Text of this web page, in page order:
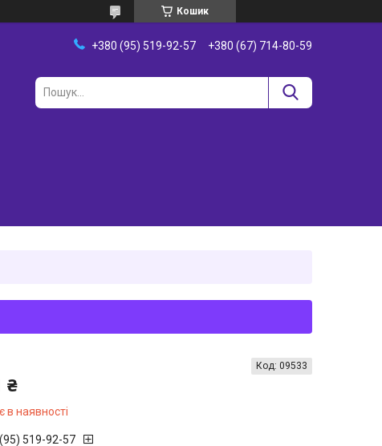
Кошик
+380 (95) 519-92-57 +380 (67) 714-80-59
₴
в наявності
Код: 09533
519-92-57